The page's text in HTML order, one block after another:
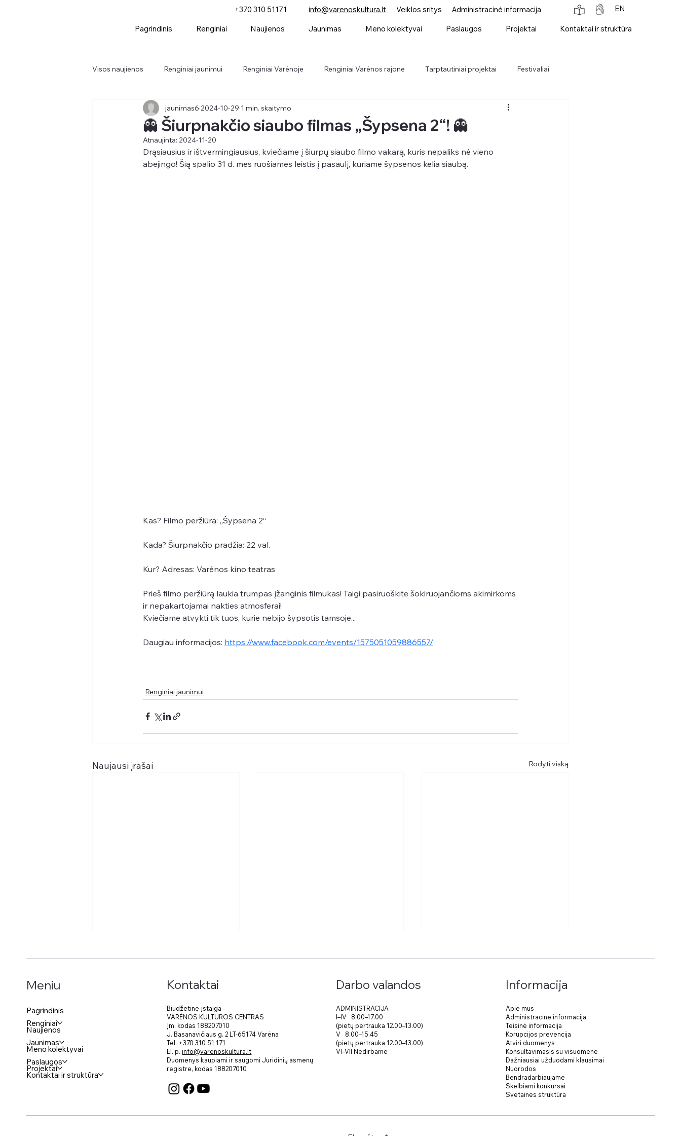
+370 310 51171 info@varenoskultura.lt Veiklos sritys Administracinė informacija EN
Pagrindinis Renginiai Naujienos Jaunimas Meno kolektyvai Paslaugos Projektai Kontaktai ir struktūra
Visos naujienos Renginiai jaunimui Renginiai Varėnoje Renginiai Varėnos rajone Tarptautiniai projektai Festivaliai
Didieji renginiai Renginiai Parodos Konkursai
👻 Šiurpnakčio siaubo filmas „Šypsena 2“! 👻
jaunimas6 2024-10-29 1 min. skaitymo
Atnaujinta: 2024-11-20
Drąsiausius ir ištvermingiausius, kviečiame į šiurpų siaubo filmo vakarą, kuris nepaliks nė vieno
abejingo! Šią spalio 31 d. mes ruošiamės leistis į pasaulį, kuriame šypsenos kelia siaubą.
Kas? Filmo peržiūra: „Šypsena 2“
Kada? Šiurpnakčio pradžia: 22 val.
Kur? Adresas: Varėnos kino teatras
Prieš filmo peržiūrą laukia trumpas įžanginis filmukas! Taigi pasiruoškite šokiruojančioms akimirkoms
ir nepakartojamai nakties atmosferai!
Kviečiame atvykti tik tuos, kurie nebijo šypsotis tamsoje...
Daugiau informacijos: https://www.facebook.com/events/1575051059886557/
Renginiai jaunimui
Naujausi įrašai Rodyti viską
Savanorių apdovanojimai
Kūrybinės dirbtuvės
„Jaunimo vizija“ Varėnoje
Meniu
Pagrindinis
Renginiai
Naujienos
Jaunimas
Meno kolektyvai
Paslaugos
Projektai
Kontaktai ir struktūra
Kontaktai
Biudžetinė įstaiga
VARĖNOS KULTŪROS CENTRAS
Įm. kodas 188207010
J. Basanavičiaus g. 2 LT-65174 Varėna
Tel. +370 310 51 171
El. p.info@varenoskultura.lt
Duomenys kaupiami ir saugomi Juridinių asmenų
registre, kodas 188207010
Darbo valandos
ADMINISTRACIJA
I–IV 8.00–17.00
(pietų pertrauka 12.00–13.00)
V 8.00–15.45
(pietų pertrauka 12.00–13.00)
VI–VII Nedirbame
Informacija
Apie mus
Administracinė informacija
Teisinė informacija
Korupcijos prevencija
Atviri duomenys
Konsultavimasis su visuomene
Dažniausiai užduodami klausimai
Nuorodos
Bendradarbiaujame
Skelbiami konkursai
Svetainės struktūra